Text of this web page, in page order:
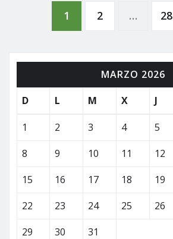
Paginación
de
entradas
1 2 … 28
MARZO 2026
D
L M X J
1 2 3 4 5
8
9 10 11 12
15
16 17 18 19
22
23 24 25 26
29
30 31